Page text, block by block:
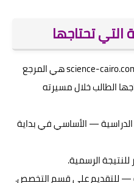
التي تحتاجها
بوابة شئون التعليم والطلاب على science-cairo.com هي المرجع
الطالب خلال مسيرته
— الأساسي في بداية
الرسمية.
— للتقديم على قسم التخصص.